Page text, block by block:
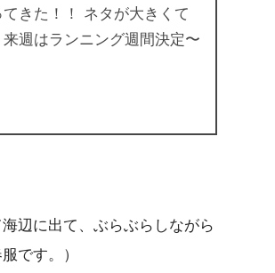
きた！！ ネタが大きくて
週はランニング週間決定〜
辺に出て、ぶらぶらしながら
です。）